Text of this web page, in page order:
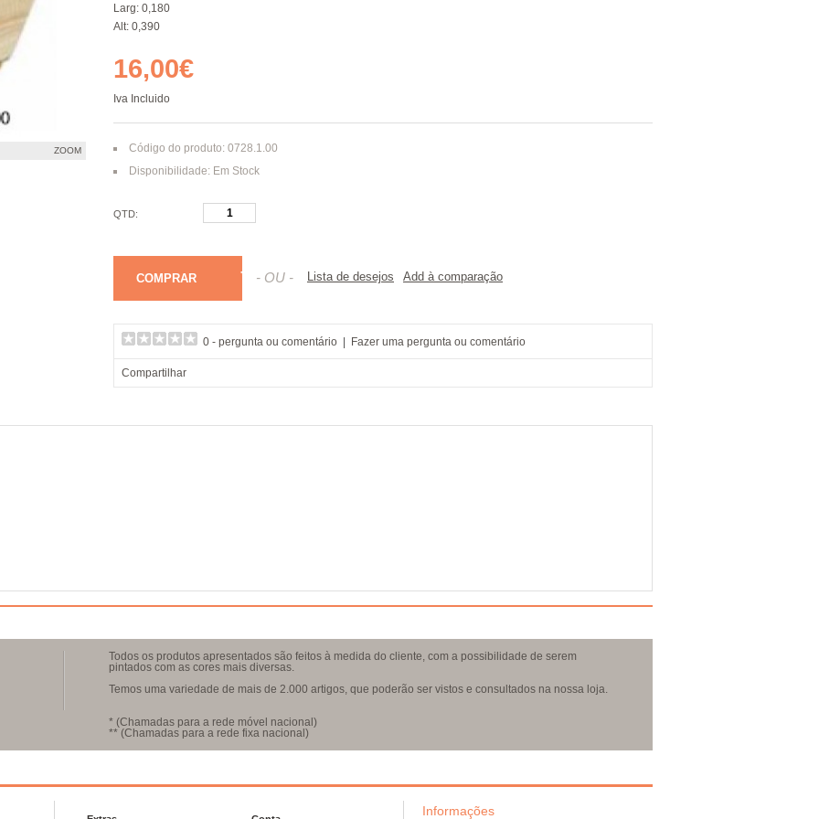
ZOOM
Larg: 0,180
Alt: 0,390
16,00€
Iva Incluido
Código do produto: 0728.1.00
Disponibilidade: Em Stock
QTD:
COMPRAR - OU - Lista de desejos Add à comparação
0 - pergunta ou comentário Fazer uma pergunta ou comentário
Compartilhar
Todos os produtos apresentados são feitos à medida do cliente, com a possibilidade de serem
pintados com as cores mais diversas.
Temos uma variedade de mais de 2.000 artigos, que poderão ser vistos e consultados na nossa loja.
* (Chamadas para a rede móvel nacional)
** (Chamadas para a rede fixa nacional)
Informações